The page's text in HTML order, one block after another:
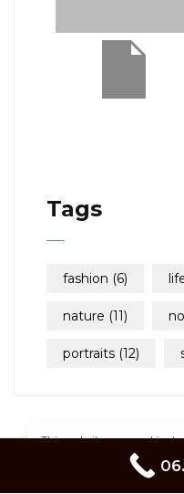
Tags
fashion (6)
nature (11)
portraits (12)
This website uses cookies